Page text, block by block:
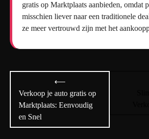
gratis op Marktplaats aanbieden, omdat
misschien liever naar een traditionele
ze meer vertrouwd zijn met het
navigatie
⟵
Verkoop je auto gratis op
Marktplaats: Eenvoudig
en Snel